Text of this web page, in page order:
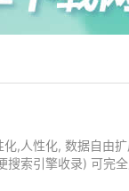
,人性化, 数据自由
搜索引擎收录) 可完